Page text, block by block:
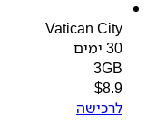
Vatican City
3GB
$
לרכישה